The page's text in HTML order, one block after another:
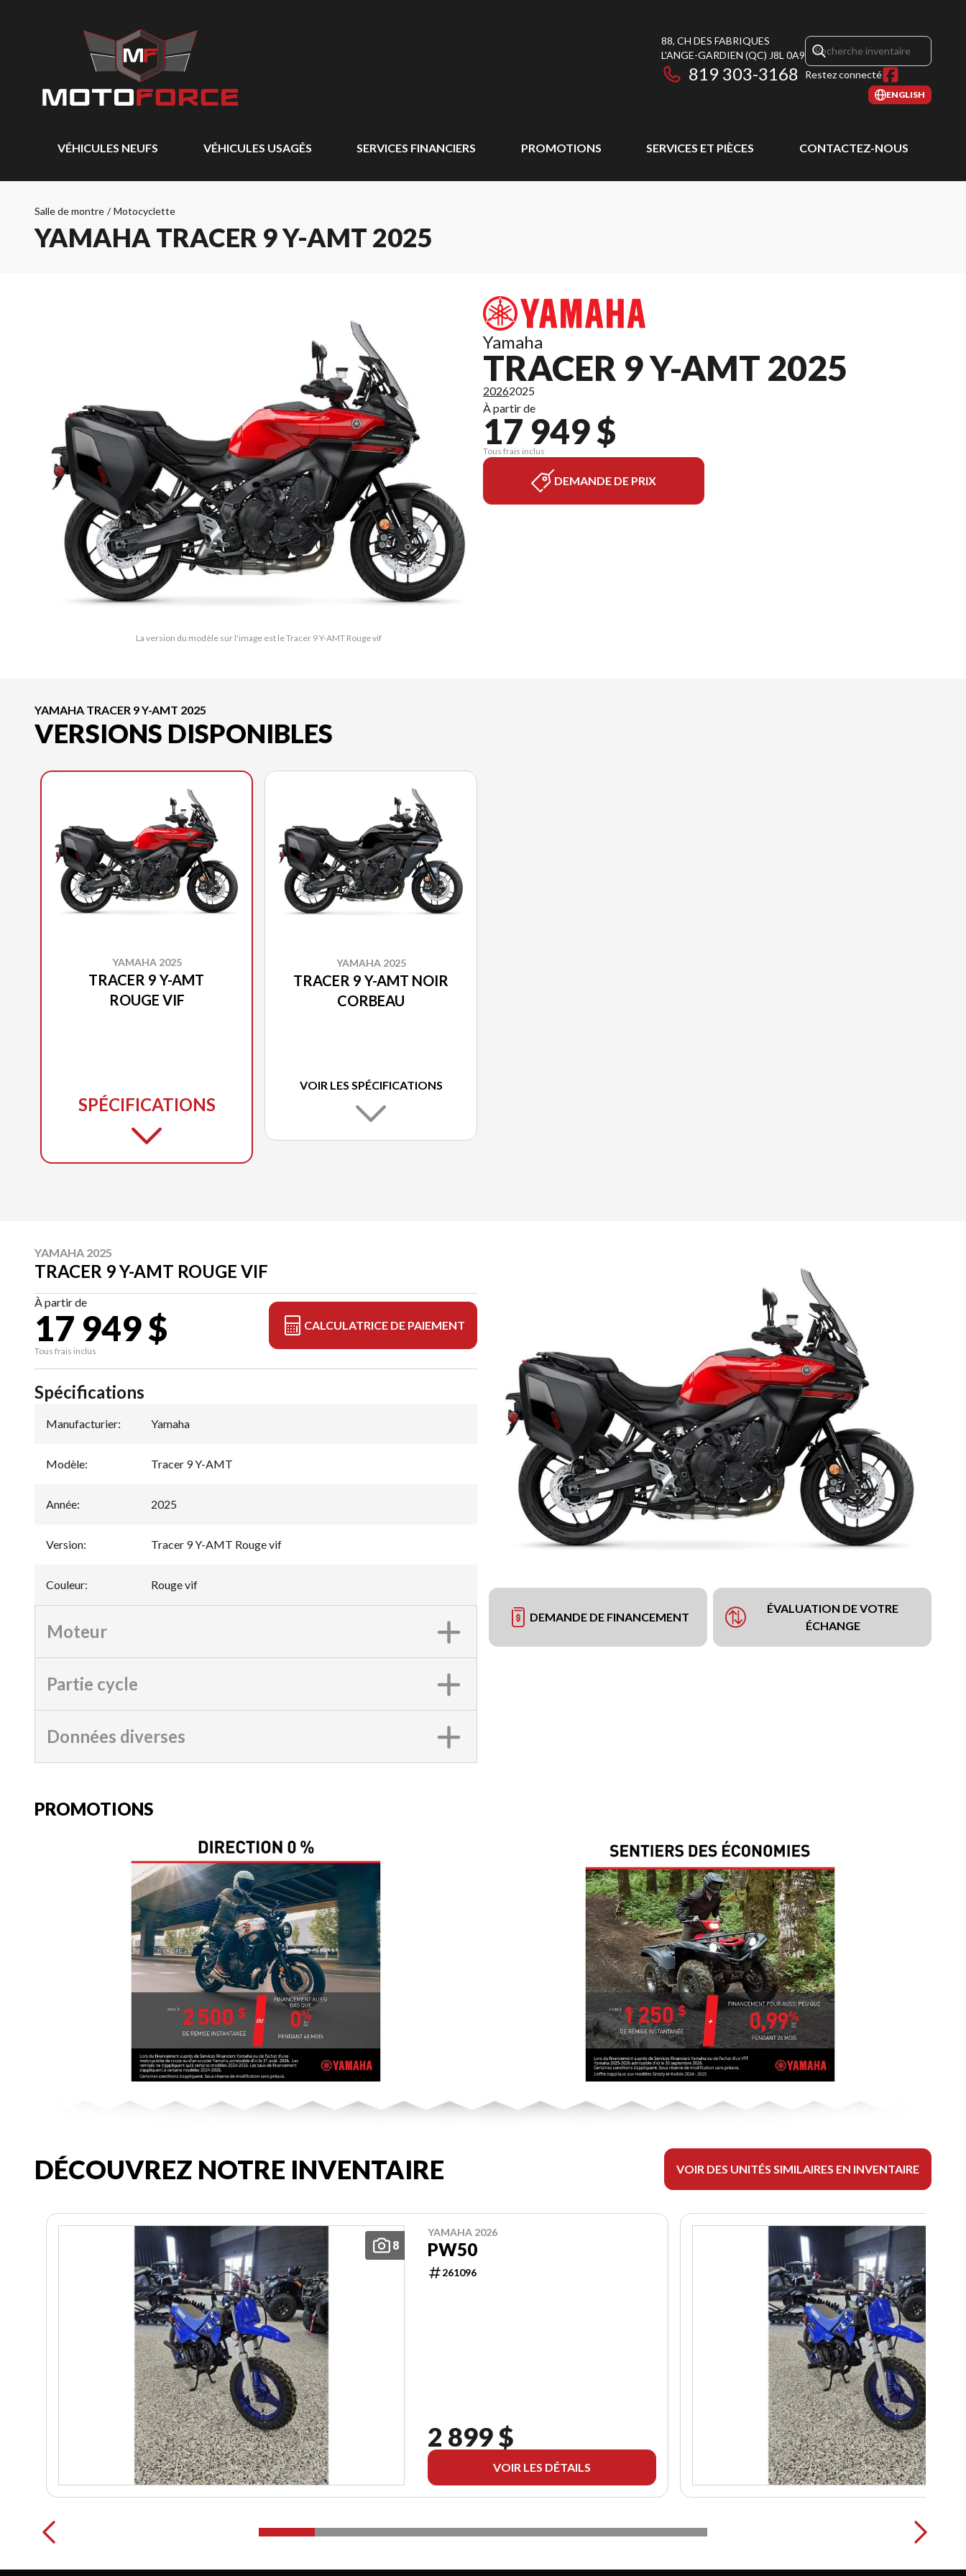
88, CH DES FABRIQUES
L'ANGE-GARDIEN (QC) J8L 0A9
819 303-3168 Restez connecté
ENGLISH
VÉHICULES NEUFS VÉHICULES USAGÉS SERVICES FINANCIERS PROMOTIONS SERVICES ET PIÈCES CONTACTEZ-NOUS
Salle de montre / Motocyclette
YAMAHA TRACER 9 Y-AMT 2025
La version du modèle sur l'image est le Tracer 9 Y-AMT Rouge vif
Yamaha
TRACER 9 Y-AMT 2025
20262025
À partir de
17 949 $
Tous frais inclus
DEMANDE DE PRIX
YAMAHA TRACER 9 Y-AMT 2025
VERSIONS DISPONIBLES
YAMAHA 2025
TRACER 9 Y-AMT
ROUGE VIF
SPÉCIFICATIONS
YAMAHA 2025
TRACER 9 Y-AMT NOIR
CORBEAU
VOIR LES SPÉCIFICATIONS
YAMAHA 2025
TRACER 9 Y-AMT ROUGE VIF
À partir de
17 949 $
Tous frais inclus
CALCULATRICE DE PAIEMENT
DEMANDE DE FINANCEMENT
ÉVALUATION DE VOTRE
ÉCHANGE
Spécifications
Manufacturier: Yamaha
Modèle: Tracer 9 Y-AMT
Année: 2025
Version: Tracer 9 Y-AMT Rouge vif
Couleur: Rouge vif
Moteur
Partie cycle
Données diverses
PROMOTIONS
DÉCOUVREZ NOTRE INVENTAIRE VOIR DES UNITÉS SIMILAIRES EN INVENTAIRE
8
YAMAHA 2026
PW50
261096
2 899 $
VOIR LES DÉTAILS